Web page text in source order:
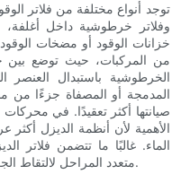
توجد أنواع مختلفة من فلاتر
وفلاتر خرطوشية داخل
خزانات الوقود أو مضخات
من المركبات، حيث توضع بين
الخرطوشية باستبدال العنصر
المدمجة أو المصفاة جزءًا من
صيانتها أكثر تعقيدًا. في محركات
الأهمية لأن أنظمة الديزل
الماء. غالبًا ما تتضمن فلاتر
متعدد المراحل لالتقاط الجزيئات الكبيرة والصغيرة على حد سواء.